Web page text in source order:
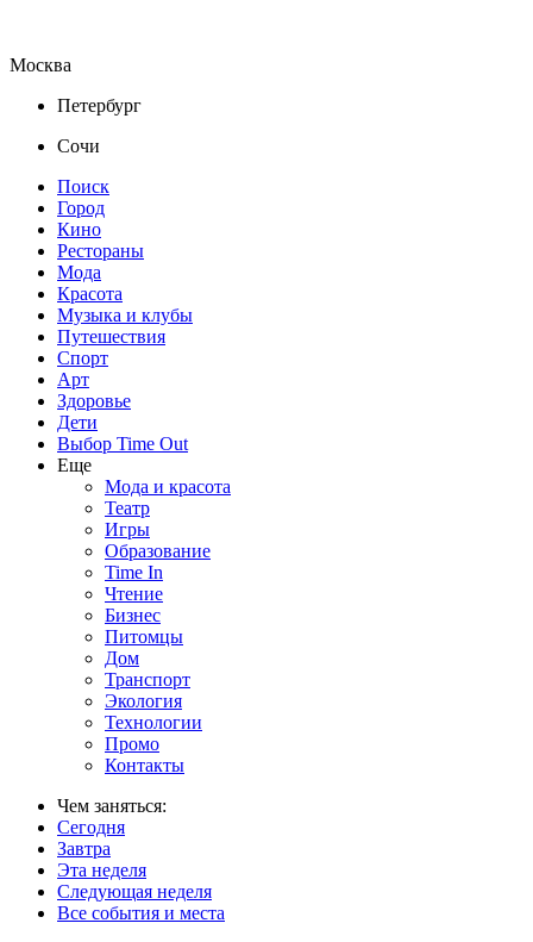
Москва
Петербург
Сочи
Поиск
Город
Кино
Рестораны
Мода
Красота
Музыка и клубы
Путешествия
Спорт
Арт
Здоровье
Дети
Выбор Time Out
Еще
Мода и красота
Театр
Игры
Образование
Time In
Чтение
Бизнес
Питомцы
Дом
Транспорт
Экология
Технологии
Промо
Контакты
Чем заняться:
Сегодня
Завтра
Эта неделя
Следующая неделя
Все события и места